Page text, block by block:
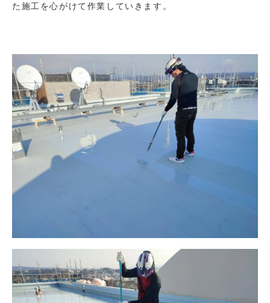
た施工を心がけて作業していきます。